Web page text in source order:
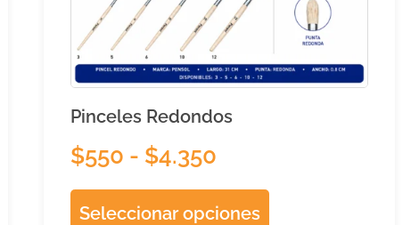
Pinceles Redondos
$550 - $4.350
Seleccionar opciones